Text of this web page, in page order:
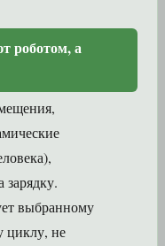
роботом, а
зарядку.
выбранному
циклу, не